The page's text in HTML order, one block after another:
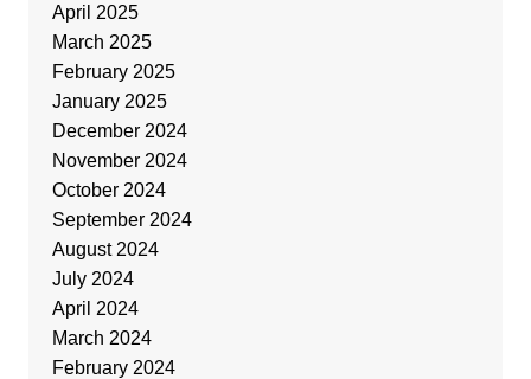
April 2025
March 2025
February 2025
January 2025
December 2024
November 2024
October 2024
September 2024
August 2024
July 2024
April 2024
March 2024
February 2024